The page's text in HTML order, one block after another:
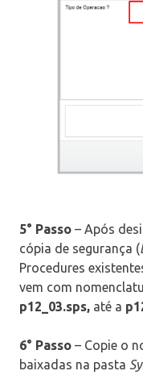
5° Passo – Após
cópia de segurança (
Procedures
vem com
p12_03.sps, até a
6° Passo – Copie o
baixadas na pasta